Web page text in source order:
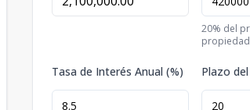
20% del
propiedad
Tasa de Interés Anual (%) Plazo